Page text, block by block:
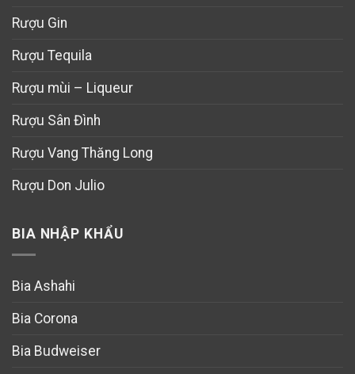
Rượu Gin
Rượu Tequila
Rượu mùi – Liqueur
Rượu Sân Đình
Rượu Vang Thăng Long
Rượu Don Julio
BIA NHẬP KHẨU
Bia Ashahi
Bia Corona
Bia Budweiser